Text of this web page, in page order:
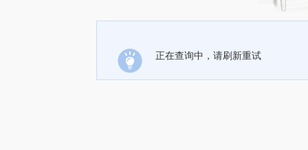
正在查询中，请刷新重试